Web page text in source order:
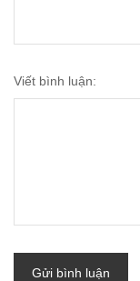
Viết bình luận:
Gửi bình luận